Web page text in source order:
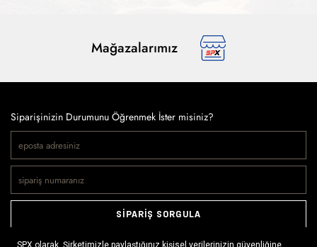
Mağazalarımız
Siparişinizin Durumunu Öğrenmek İster misiniz?
SİPARİŞ SORGULA